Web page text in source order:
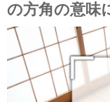
の方角の意味